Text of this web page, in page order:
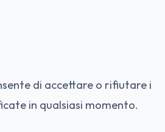
di accettare o rifiutare i
in qualsiasi momento.